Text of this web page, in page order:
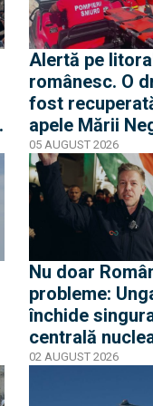
Alertă pe
românesc. O
fost
apele Mării
apropierea
din Mamaia
05 AUGUST 2026
Nu doar
probleme:
închide
centrală
cauza nivelului
02 AUGUST 2026